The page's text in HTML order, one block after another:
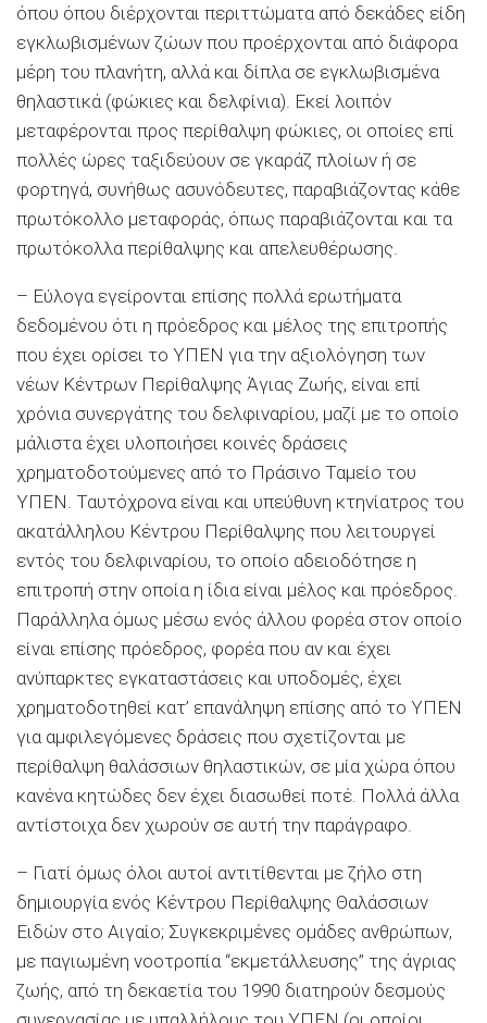
όπου όπου διέρχονται περιττώματα από δεκάδες είδη
εγκλωβισμένων ζώων που προέρχονται από διάφορα
μέρη του πλανήτη, αλλά και δίπλα σε εγκλωβισμένα
θηλαστικά (φώκιες και δελφίνια). Εκεί λοιπόν
μεταφέρονται προς περίθαλψη φώκιες, οι οποίες επί
πολλές ώρες ταξιδεύουν σε γκαράζ πλοίων ή σε
φορτηγά, συνήθως ασυνόδευτες, παραβιάζοντας κάθε
πρωτόκολλο μεταφοράς, όπως παραβιάζονται και τα
πρωτόκολλα περίθαλψης και απελευθέρωσης.
– Εύλογα εγείρονται επίσης πολλά ερωτήματα
δεδομένου ότι η πρόεδρος και μέλος της επιτροπής
που έχει ορίσει το ΥΠΕΝ για την αξιολόγηση των
νέων Κέντρων Περίθαλψης Άγιας Ζωής, είναι επί
χρόνια συνεργάτης του δελφιναρίου, μαζί με το οποίο
μάλιστα έχει υλοποιήσει κοινές δράσεις
χρηματοδοτούμενες από το Πράσινο Ταμείο του
ΥΠΕΝ. Ταυτόχρονα είναι και υπεύθυνη κτηνίατρος του
ακατάλληλου Κέντρου Περίθαλψης που λειτουργεί
εντός του δελφιναρίου, το οποίο αδειοδότησε η
επιτροπή στην οποία η ίδια είναι μέλος και πρόεδρος.
Παράλληλα όμως μέσω ενός άλλου φορέα στον οποίο
είναι επίσης πρόεδρος, φορέα που αν και έχει
ανύπαρκτες εγκαταστάσεις και υποδομές, έχει
χρηματοδοτηθεί κατ’ επανάληψη επίσης από το ΥΠΕΝ
για αμφιλεγόμενες δράσεις που σχετίζονται με
περίθαλψη θαλάσσιων θηλαστικών, σε μία χώρα όπου
κανένα κητώδες δεν έχει διασωθεί ποτέ. Πολλά άλλα
αντίστοιχα δεν χωρούν σε αυτή την παράγραφο.
– Γιατί όμως όλοι αυτοί αντιτίθενται με ζήλο στη
δημιουργία ενός Κέντρου Περίθαλψης Θαλάσσιων
Ειδών στο Αιγαίο; Συγκεκριμένες ομάδες ανθρώπων,
με παγιωμένη νοοτροπία “εκμετάλλευσης” της άγριας
ζωής, από τη δεκαετία του 1990 διατηρούν δεσμούς